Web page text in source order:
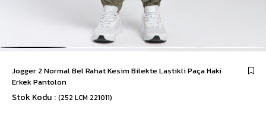
Jogger 2 Normal Bel Rahat Kesim Bilekte Lastikli Paça Haki
Erkek Pantolon
Stok Kodu (252 LCM 221011)